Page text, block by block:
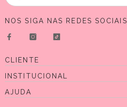
NOS SIGA NAS REDES SOCIAIS
CLIENTE
INSTITUCIONAL
AJUDA